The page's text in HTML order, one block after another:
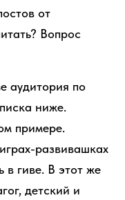
от
Вопрос
аудитория по
ниже.
примере.
развивашках
в гиве. В этот же
детский и